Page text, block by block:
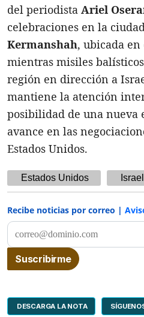
del periodista Ariel
celebraciones en la
Kermanshah, ubicada en
mientras misiles
región en dirección a
mantiene la atención
posibilidad de una nueva
avance en las
Estados Unidos.
Estados Unidos Israel
Recibe noticias por correo |
DESCARGA LA NOTA